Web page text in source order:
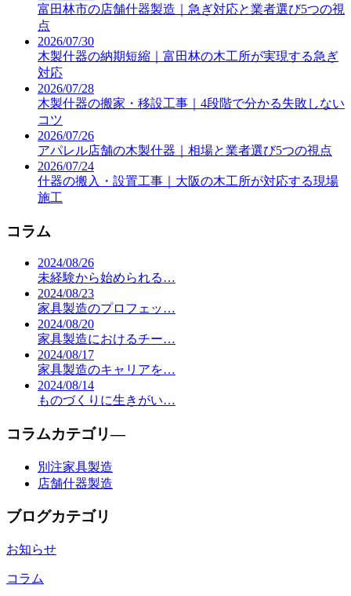
富田林市の店舗什器製造｜急ぎ対応と業者選び5つの視
点
2026/07/30
木製什器の納期短縮｜富田林の木工所が実現する急ぎ
対応
2026/07/28
木製什器の搬家・移設工事｜4段階で分かる失敗しない
コツ
2026/07/26
アパレル店舗の木製什器｜相場と業者選び5つの視点
2026/07/24
什器の搬入・設置工事｜大阪の木工所が対応する現場
施工
コラム
2024/08/26
未経験から始められる…
2024/08/23
家具製造のプロフェッ…
2024/08/20
家具製造におけるチー…
2024/08/17
家具製造のキャリアを…
2024/08/14
ものづくりに生きがい…
コラムカテゴリ―
別注家具製造
店舗什器製造
ブログカテゴリ
お知らせ
コラム